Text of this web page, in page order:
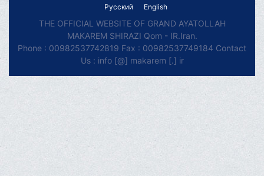
Русский
English
THE OFFICIAL WEBSITE OF GRAND AYATOLLAH
MAKAREM SHIRAZI Qom - IR.Iran.
Phone : 00982537742819 Fax : 00982537749184 Contact
Us : info [@] makarem [.] ir